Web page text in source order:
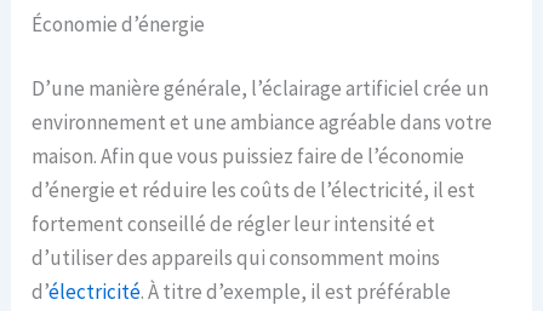
Économie d’énergie
D’une manière générale, l’éclairage artificiel crée un
environnement et une ambiance agréable dans votre
maison. Afin que vous puissiez faire de l’économie
d’énergie et réduire les coûts de l’électricité, il est
fortement conseillé de régler leur intensité et
d’utiliser des appareils qui consomment moins
d’électricité. À titre d’exemple, il est préférable